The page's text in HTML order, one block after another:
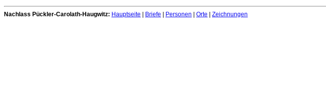
Nachlass Pückler-Carolath-Haugwitz: Hauptseite | Briefe | Personen | Orte | Zeichnungen